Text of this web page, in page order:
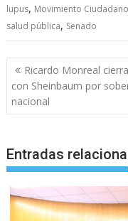
lupus, Movimiento Ciudadano
salud pública, Senado
Navegación
de
entradas
Ricardo Monreal
con Sheinbaum por
nacional
Entradas